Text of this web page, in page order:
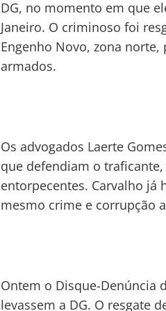
DG, no momento em que
Janeiro. O criminoso foi
Engenho Novo, zona
armados.
Os advogados Laerte
que defendiam o
entorpecentes. Carvalho
mesmo crime e corrupção
Ontem o Disque-Denúncia
levassem a DG. O resgate